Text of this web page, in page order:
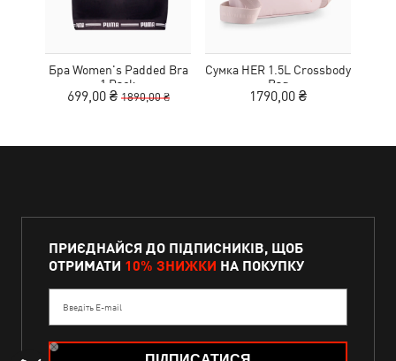
Бра Women's Padded Bra
1 Pack
699,00 ₴ 1890,00 ₴
Сумка HER 1.5L Crossbody
Bag
1790,00 ₴
ПРИЄДНАЙСЯ ДО ПІДПИСНИКІВ, ЩОБ
ОТРИМАТИ 10% ЗНИЖКИ НА ПОКУПКУ
Введіть E-mail